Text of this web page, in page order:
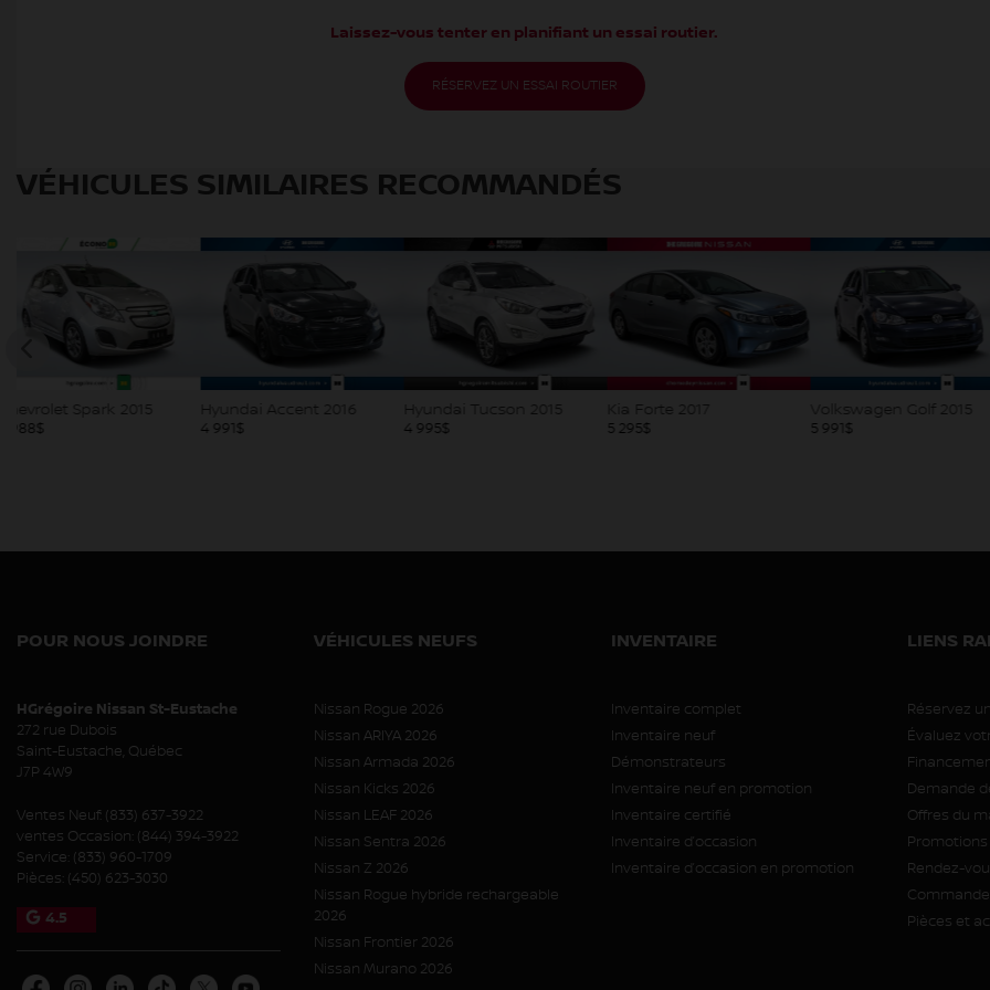
Laissez-vous tenter en planifiant un essai routier.
RÉSERVEZ UN ESSAI ROUTIER
VÉHICULES SIMILAIRES RECOMMANDÉS
Hyundai Accent 2016
4 991
Hyundai Tucson 2015
4 995
Kia Forte 2017
5 295
Volkswagen Golf 2015
5 991
Ford Focus 2016
5 991
POUR NOUS JOINDRE
HGrégoire Nissan St-Eustache
272 rue Dubois
Saint-Eustache Québec
J7P 4W9
Ventes Neuf: (833) 637-3922
ventes Occasion: (844) 394-3922
Service: (833) 960-1709
Pièces: (450) 623-3030
4.5
VÉHICULES NEUFS
Nissan Rogue 2026
Nissan ARIYA 2026
Nissan Armada 2026
Nissan Kicks 2026
Nissan LEAF 2026
Nissan Sentra 2026
Nissan Z 2026
Nissan Rogue hybride rechargeable
2026
Nissan Frontier 2026
Nissan Murano 2026
INVENTAIRE
Inventaire complet
Inventaire neuf
Démonstrateurs
Inventaire neuf en promotion
Inventaire certifié
Inventaire d’occasion
Inventaire d’occasion en promotion
LIENS
Réservez
Évaluez
Demande
Offres du
Rendez-
Pièces et